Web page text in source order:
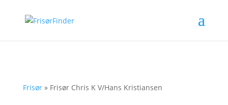
Frisør» Frisør Chris K V/Hans Kristiansen